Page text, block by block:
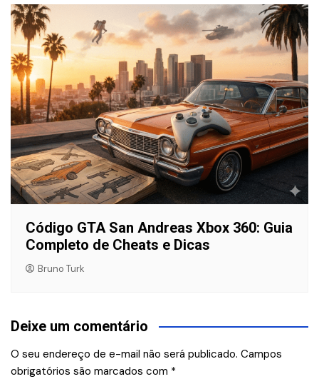
Código GTA San Andreas Xbox 360: Guia
Completo de Cheats e Dicas
Bruno Turk
Deixe um comentário
O seu endereço de e-mail não será publicado. Campos
obrigatórios são marcados com *